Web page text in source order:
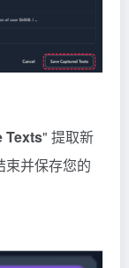
Texts" 提取新
束并保存您的